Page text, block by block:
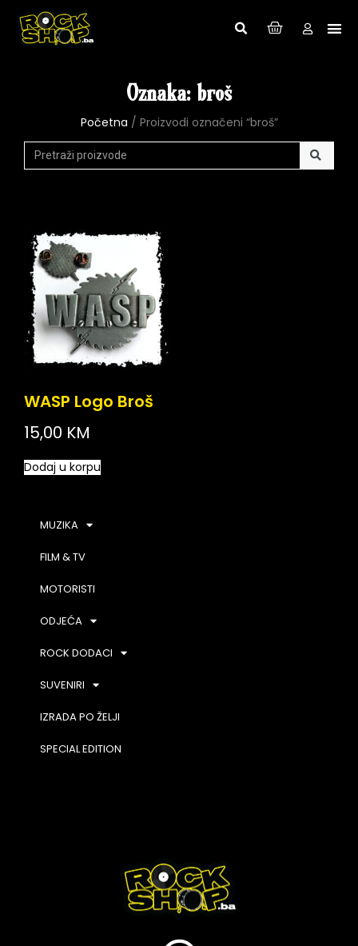
Oznaka: broš
Početna / Proizvodi označeni “broš”
WASP Logo Broš
15,00 KM
Dodaj u korpu
MUZIKA
FILM & TV
MOTORISTI
ODJEĆA
ROCK DODACI
SUVENIRI
IZRADA PO ŽELJI
SPECIAL EDITION